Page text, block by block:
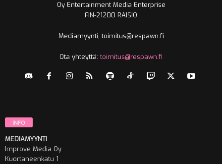
Oy Entertainment Media Enterprise
FIN-21200 RAISIO
Mediamyynti, toimitus@respawn.fi
Ota yhteyttä:toimitus@respawn.fi
INFO
MEDIAMYYNTI
Improve Media Oy
Kuortaneenkatu 1